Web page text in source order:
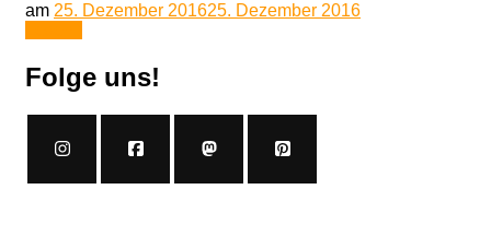
am 25. Dezember 201625. Dezember 2016
Folge uns!